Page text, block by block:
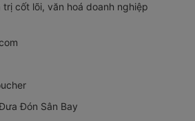
trị cốt lõi, văn hoá doanh nghiệp
Đón Sân Bay